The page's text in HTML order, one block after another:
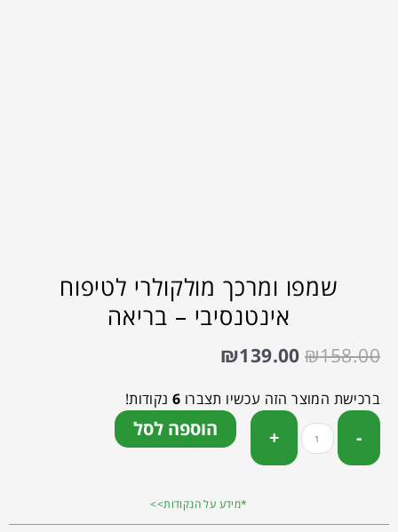
שמפו ומרכך מולקולרי לטיפוח
אינטנסיבי – בריאה
₪158.00
₪139.00
ברכישת המוצר הזה עכשיו תצברו 6 נקודות!
הוספה לסל
*מידע על הנקודות>>